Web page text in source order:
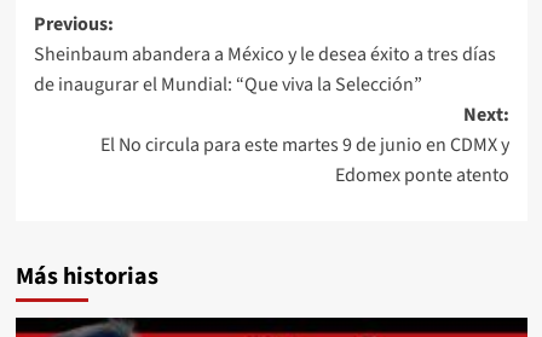
Post
navigation
Previous:
Sheinbaum abandera a México y le desea éxito a tres días
de inaugurar el Mundial: “Que viva la Selección”
Next:
El No circula para este martes 9 de junio en CDMX y
Edomex ponte atento
Más historias